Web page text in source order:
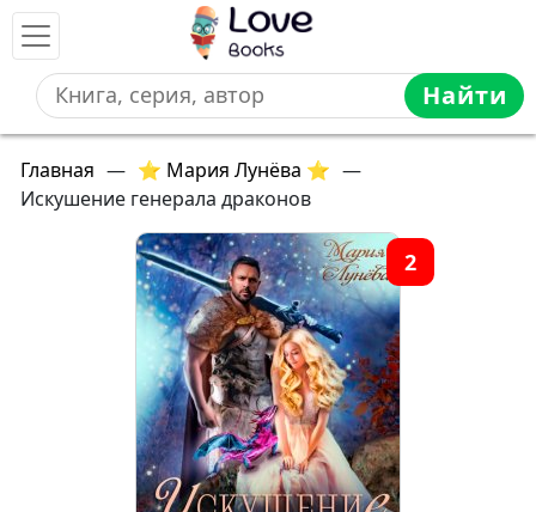
Найти
Главная — ⭐ Мария Лунёва ⭐ —
Искушение генерала драконов
2